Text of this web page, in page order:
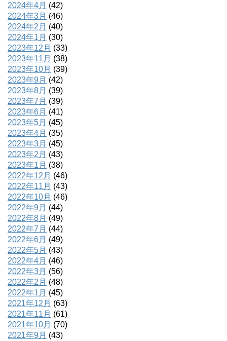
2024年4月 (42)
2024年3月 (46)
2024年2月 (40)
2024年1月 (30)
2023年12月 (33)
2023年11月 (38)
2023年10月 (39)
2023年9月 (42)
2023年8月 (39)
2023年7月 (39)
2023年6月 (41)
2023年5月 (45)
2023年4月 (35)
2023年3月 (45)
2023年2月 (43)
2023年1月 (38)
2022年12月 (46)
2022年11月 (43)
2022年10月 (46)
2022年9月 (44)
2022年8月 (49)
2022年7月 (44)
2022年6月 (49)
2022年5月 (43)
2022年4月 (46)
2022年3月 (56)
2022年2月 (48)
2022年1月 (45)
2021年12月 (63)
2021年11月 (61)
2021年10月 (70)
2021年9月 (43)